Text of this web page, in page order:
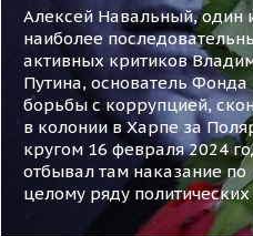
Алексей Навальный, один
наиболее
активных критиков
Путина, основатель Фонда
борьбы с коррупцией,
в колонии в Харпе за
кругом 16 февраля 2024
отбывал там наказание по
целому ряду политических